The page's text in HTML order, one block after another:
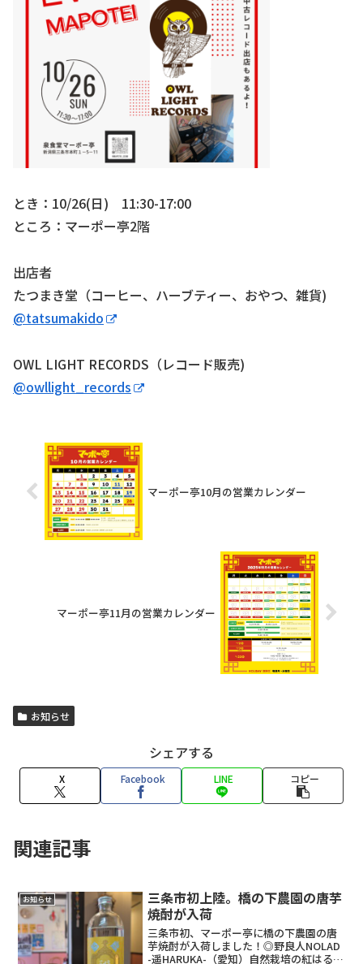
とき：10/26(日) 11:30-17:00
ところ：マーポー亭2階
出店者
たつまき堂（コーヒー、ハーブティー、おやつ、雑貨)
@tatsumakido
OWL LIGHT RECORDS（レコード販売)
@owllight_records
マーポー亭10月の営業カレンダー
マーポー亭11月の営業カレンダー
お知らせ
シェアする
X Facebook LINE コピー
関連記事
お知らせ
三条市初上陸。橋の下農園の唐芋
焼酎が入荷
三条市初、マーポー亭に橋の下農園の唐
芋焼酎が入荷しました！◎野良人NOLAD
-遥HARUKA-（愛知）自然栽培の紅はる